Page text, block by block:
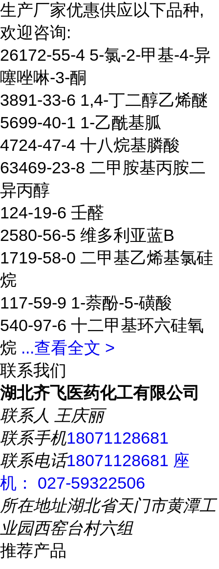
生产厂家优惠供应以下品种,
欢迎咨询:
26172-55-4 5-氯-2-甲基-4-异
噻唑啉-3-酮
3891-33-6 1,4-丁二醇乙烯醚
5699-40-1 1-乙酰基胍
4724-47-4 十八烷基膦酸
63469-23-8 二甲胺基丙胺二
异丙醇
124-19-6 壬醛
2580-56-5 维多利亚蓝B
1719-58-0 二甲基乙烯基氯硅
烷
117-59-9 1-萘酚-5-磺酸
540-97-6 十二甲基环六硅氧
烷 ...查看全文 >
联系我们
湖北齐飞医药化工有限公司
联系人 王庆丽
联系手机18071128681
联系电话18071128681 座
机： 027-59322506
所在地址湖北省天门市黄潭工
业园西窑台村六组
推荐产品